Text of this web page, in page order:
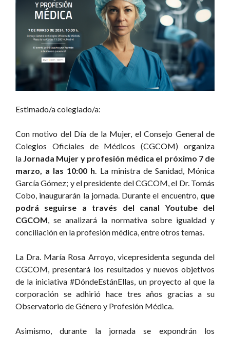
Estimado/a colegiado/a:
Con motivo del Día de la Mujer, el Consejo General de
Colegios Oficiales de Médicos (CGCOM) organiza
la Jornada Mujer y profesión médica el próximo 7 de
marzo, a las 10:00 h. La ministra de Sanidad, Mónica
García Gómez; y el presidente del CGCOM, el Dr. Tomás
Cobo, inaugurarán la jornada. Durante el encuentro, que
podrá seguirse a través del canal Youtube del
CGCOM, se analizará la normativa sobre igualdad y
conciliación en la profesión médica, entre otros temas.
La Dra. María Rosa Arroyo, vicepresidenta segunda del
CGCOM, presentará los resultados y nuevos objetivos
de la iniciativa #DóndeEstánEllas, un proyecto al que la
corporación se adhirió hace tres años gracias a su
Observatorio de Género y Profesión Médica.
Asimismo, durante la jornada se expondrán los